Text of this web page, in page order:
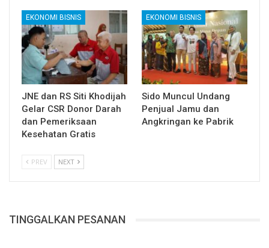
EKONOMI BISNIS
JNE dan RS Siti Khodijah
Gelar CSR Donor Darah
dan Pemeriksaan
Kesehatan Gratis
EKONOMI BISNIS
Sido Muncul Undang
Penjual Jamu dan
Angkringan ke Pabrik
PREV NEXT
TINGGALKAN PESANAN